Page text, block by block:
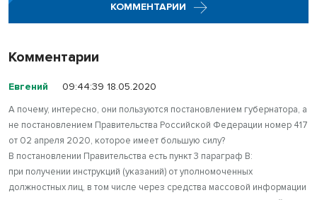
КОММЕНТАРИИ
Комментарии
Евгений 09:44:39 18.05.2020
А почему, интересно, они пользуются постановлением губернатора, а
не постановлением Правительства Российской Федерации номер 417
от 02 апреля 2020, которое имеет большую силу?
В постановлении Правительства есть пункт 3 параграф В:
при получении инструкций (указаний) от уполномоченных
должностных лиц, в том числе через средства массовой информации